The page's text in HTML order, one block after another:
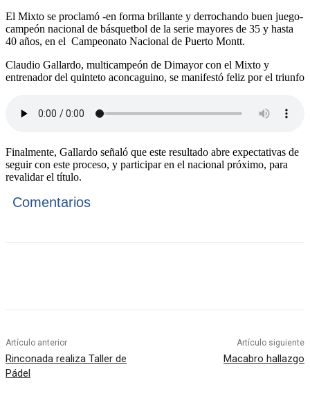
El Mixto se proclamó -en forma brillante y derrochando buen juego-
campeón nacional de básquetbol de la serie mayores de 35 y hasta
40 años, en el Campeonato Nacional de Puerto Montt.
Claudio Gallardo, multicampeón de Dimayor con el Mixto y
entrenador del quinteto aconcaguino, se manifestó feliz por el triunfo
Finalmente, Gallardo señaló que este resultado abre expectativas de
seguir con este proceso, y participar en el nacional próximo, para
revalidar el título.
Comentarios
Artículo anterior
Rinconada realiza Taller de
Pádel
Artículo siguiente
Macabro hallazgo